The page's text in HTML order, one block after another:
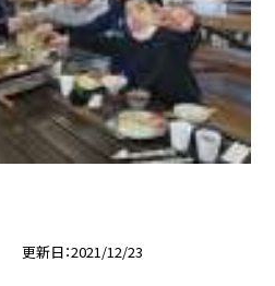
更新日 2021/12/23